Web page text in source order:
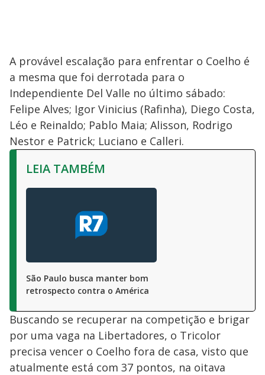
A provável escalação para enfrentar o Coelho é
a mesma que foi derrotada para o
Independiente Del Valle no último sábado:
Felipe Alves; Igor Vinicius (Rafinha), Diego Costa,
Léo e Reinaldo; Pablo Maia; Alisson, Rodrigo
Nestor e Patrick; Luciano e Calleri.
LEIA TAMBÉM
São Paulo busca manter bom
retrospecto contra o América
Buscando se recuperar na competição e brigar
por uma vaga na Libertadores, o Tricolor
precisa vencer o Coelho fora de casa, visto que
atualmente está com 37 pontos, na oitava